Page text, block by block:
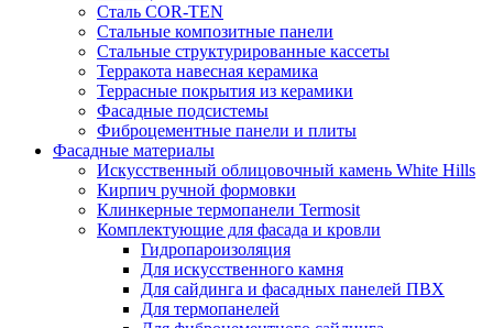
Сталь COR-TEN
Стальные композитные панели
Стальные структурированные кассеты
Терракота навесная керамика
Террасные покрытия из керамики
Фасадные подсистемы
Фиброцементные панели и плиты
Фасадные материалы
Искусственный облицовочный камень White Hills
Кирпич ручной формовки
Клинкерные термопанели Termosit
Комплектующие для фасада и кровли
Гидропароизоляция
Для искусственного камня
Для сайдинга и фасадных панелей ПВХ
Для термопанелей